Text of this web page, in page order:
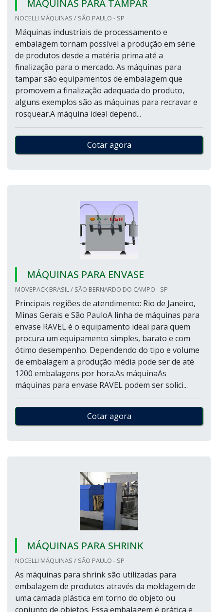
MÁQUINAS PARA TAMPAR
NOCELLI MÁQUINAS / SÃO PAULO - SP
Máquinas industriais de processamento e
embalagem tornam possível a produção em série
de produtos desde a matéria prima até a
finalização para o mercado. As máquinas para
tampar são equipamentos de embalagem que
promovem a finalização adequada do produto,
alguns exemplos são as máquinas para recravar e
rosquear.A máquina ideal depend...
Cotar agora
MÁQUINAS PARA ENVASE
MOVEPACK BRASIL / SÃO BERNARDO DO CAMPO - SP
Principais regiões de atendimento: Rio de Janeiro,
Minas Gerais e São PauloA linha de máquinas para
envase RAVEL é o equipamento ideal para quem
procura um equipamento simples, barato e com
ótimo desempenho. Dependendo do tipo e volume
de embalagem a produção média pode ser de até
1200 embalagens por hora.As máquinaAs
máquinas para envase RAVEL podem ser solici...
Cotar agora
MÁQUINAS PARA SHRINK
NOCELLI MÁQUINAS / SÃO PAULO - SP
As máquinas para shrink são utilizadas para
embalagem de produtos através da moldagem de
uma camada plástica em torno do objeto ou
conjunto de objetos. Essa embalagem é prática e